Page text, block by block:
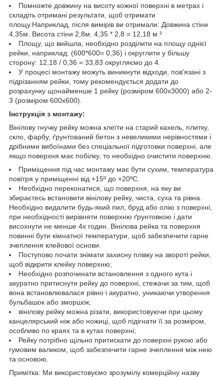
Помножте довжину на висоту кожної поверхні в метрах і
складіть отримані результати, щоб отримати
площу.Наприклад, після вимірів ви отримали: Довжина стіни
4,35м. Висота стіни 2,8м. 4,35 * 2,8 = 12,18 м ²
Площу, що вийшла, необхідно розділити на площу однієї
рейки, наприклад: (600*600= 0,36) і округлити у більшу
сторону: 12,18 / 0,36 = 33,83 округляємо до 4.
У процесі монтажу можуть виникнути відходи, пов'язані з
підрізанням рейки, тому рекомендується додати до
розрахунку щонайменше 1 рейку (розміром 600х3000) або 2-
3 (розміром 600х600).
Інструкція з монтажу:
Вінілову гнучку рейку можна клеїти на старий кахель, плитку,
скло, фарбу, ґрунтований бетон з невеликими нерівностями і
дрібними вибоїнами без спеціальної підготовки поверхні, але
якщо поверхня має побілку, то необхідно очистити поверхню.
Приміщення під час монтажу має бути сухим, температура
повітря у приміщенні від +15º до +20ºС.
Необхідно переконатися, що поверхня, на яку ви
збираєтесь встановити вінілову рейку, чиста, суха та рівна.
Необхідно видалити будь-який пил, бруд або олію з поверхні,
при необхідності вирівняти поверхню ґрунтовкою і дати
висохнути не менше 4х годин. Вінілова рейка та поверхня
повинні бути кімнатної температури, щоб забезпечити гарне
зчеплення клейової основи.
Поступово почати знімати захисну плівку на звороті рейки,
щоб відкрити клейку поверхню;
Необхідно розпочинати встановлення з одного кута і
акуратно притиснути рейку до поверхні, стежачи за тим, щоб
вона встановлювалася рівно і акуратно, уникаючи утворення
бульбашок або зморшок;
вінілову рейку можна різати, використовуючи при цьому
канцелярський ніж або ножиці, щоб підігнати її за розміром,
особливо по краях та в кутах поверхні;
Рейку потрібно щільно притискати до поверхні рукою або
гумовим валиком, щоб забезпечити гарне зчеплення між нею
та основою.
Примітка: Ми використовуємо зрозумілу комерційну назву